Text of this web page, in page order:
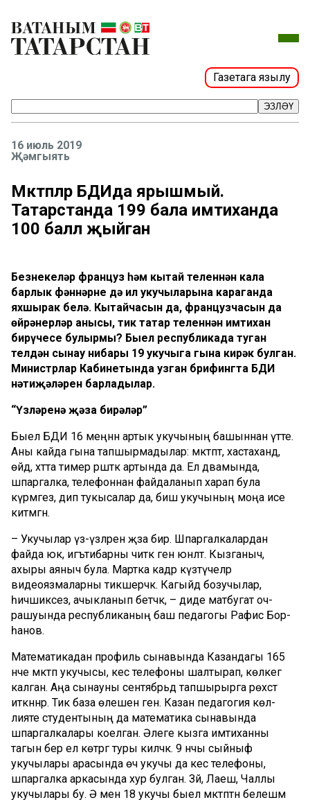
Газетага язылу
ЭЗЛӘҮ
16 июль 2019
Җәмгыять
Мәктәпләр БДИда ярышмый.
Татарстанда 199 бала имтиханда
100 балл җыйган
Безнекеләр француз һәм кытай теленнән кала
барлык фәннәрне дә ил укучыларына караганда
яхшырак белә. Кытайчасын да, французчасын да
өйрәнерләр анысы, тик татар теленнән имтихан
бирүчесе булырмы? Быел республикада туган
телдән сынау нибары 19 укучыга гына кирәк булган.
Министрлар Кабинетында узган брифингта БДИ
нәтиҗәләрен барладылар.
“Үзләренә җәза бирәләр”
Быел БДИ 16 меңнән артык укучының башыннан үт­те.
Аны кайда гына тапшырмадылар: мәктәптә, хаста­ханәдә,
өйдә, хәтта тимер рәшәткә артында да. Ел дә­вамында,
шпаргалка, телефоннан файдаланып харап була
күрмәгез, дип тукысалар да, биш укучының моңа исе
китмәгән.
– Укучылар үз-үзләренә җә­за бирә. Шпаргалкалардан
файда юк, игътибарны читкә генә юнәлтә. Кызганыч,
ахыры аяныч була. Мартка кадәр күзәтү­че­ләр
видеоязмаларны тикше­рәчәк. Кагыйдә бозучылар,
һичшиксез, ачыкланып бе­тәчәк, – диде матбугат оч­
рашуында рес­публика­ның баш педагогы Рафис Бор­
һанов.
Математикадан профиль сынавында Казандагы 165
нче мәктәп укучысы, кесә телефоны шалтырап, көлкегә
калган. Аңа сынауны сен­тябрь­дә тапшырырга рөхсәт
иткәннәр. Тик база өлешен генә. Казан педагогия көл­
лияте студентының да математика сынавында
шпаргалкалары коелган. Әлеге кызга имтиханны
тагын бер ел көтәргә туры киләчәк. 9 нчы сыйныф
укучылары арасында өч укучы да кесә телефоны,
шпаргалка аркасында хур булган. Зәй, Лаеш, Чаллы
укучылары бу. Ә менә 18 укучы быел мәктәптән белешмә